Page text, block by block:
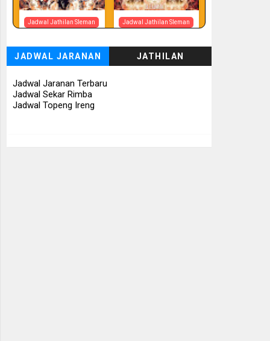
Jadwal Jathilan Sleman
📅 Besok (7/8)
Jadwal Jathilan Sleman
Tunggul Rukun
📅 Besok (7/8)
JADWAL JARANAN JATHILAN
Jadwal Jaranan Terbaru
Jadwal Sekar Rimba
Jadwal Topeng Ireng